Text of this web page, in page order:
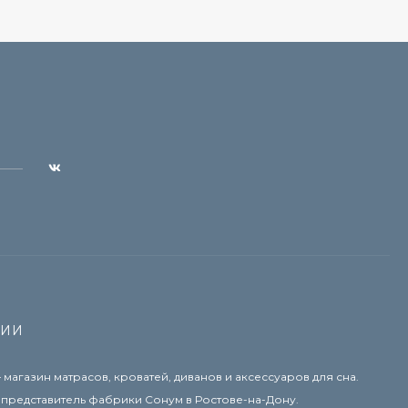
матрасов, кроватей, диванов и аксессуаров для сна.
фабрики Сонум в Ростове-на-Дону.